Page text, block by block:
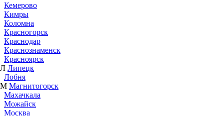
Кемерово
Кимры
Коломна
Красногорск
Краснодар
Краснознаменск
Красноярск
Л Липецк
Лобня
М Магнитогорск
Махачкала
Можайск
Москва